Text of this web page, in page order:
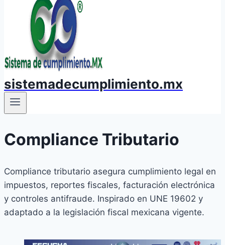
sistemadecumplimiento.mx
Compliance Tributario
Compliance tributario asegura cumplimiento legal en
impuestos, reportes fiscales, facturación electrónica
y controles antifraude. Inspirado en UNE 19602 y
adaptado a la legislación fiscal mexicana vigente.